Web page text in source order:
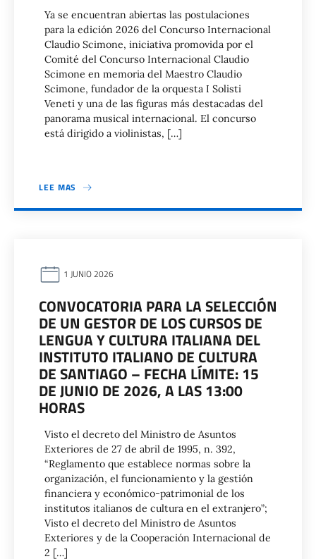
Ya se encuentran abiertas las postulaciones
para la edición 2026 del Concurso Internacional
Claudio Scimone, iniciativa promovida por el
Comité del Concurso Internacional Claudio
Scimone en memoria del Maestro Claudio
Scimone, fundador de la orquesta I Solisti
Veneti y una de las figuras más destacadas del
panorama musical internacional. El concurso
está dirigido a violinistas, […]
LEE MAS
1 JUNIO 2026
CONVOCATORIA PARA LA SELECCIÓN
DE UN GESTOR DE LOS CURSOS DE
LENGUA Y CULTURA ITALIANA DEL
INSTITUTO ITALIANO DE CULTURA
DE SANTIAGO – FECHA LÍMITE: 15
DE JUNIO DE 2026, A LAS 13:00
HORAS
Visto el decreto del Ministro de Asuntos
Exteriores de 27 de abril de 1995, n. 392,
“Reglamento que establece normas sobre la
organización, el funcionamiento y la gestión
financiera y económico-patrimonial de los
institutos italianos de cultura en el extranjero”;
Visto el decreto del Ministro de Asuntos
Exteriores y de la Cooperación Internacional de
2 […]